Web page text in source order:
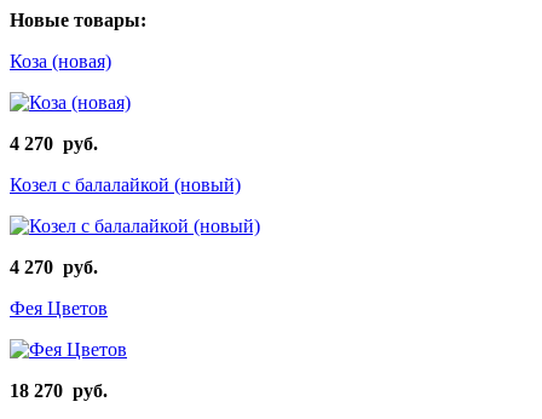
Новые товары:
Коза (новая)
4 270 руб.
Козел с балалайкой (новый)
4 270 руб.
Фея Цветов
18 270 руб.